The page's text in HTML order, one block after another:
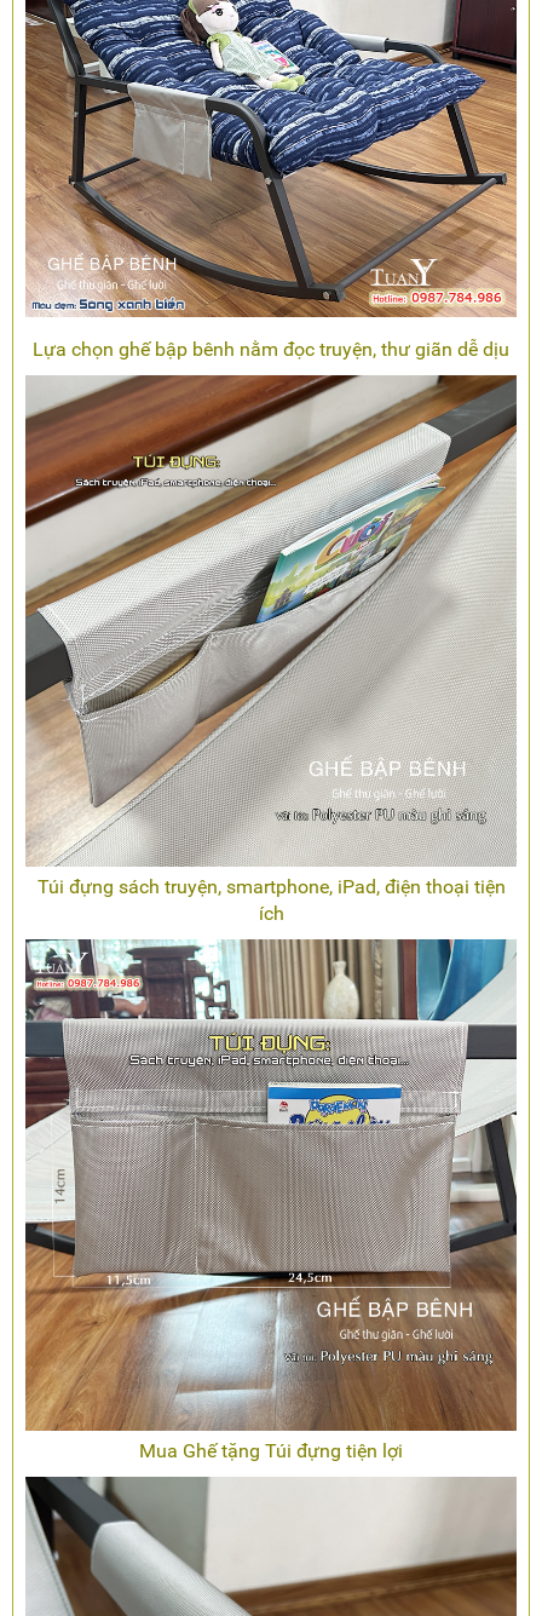
Lựa chọn ghế bập bênh nằm đọc truyện, thư giãn dễ dịu
Túi đựng sách truyện, smartphone, iPad, điện thoại tiện
ích
Mua Ghế tặng Túi đựng tiện lợi